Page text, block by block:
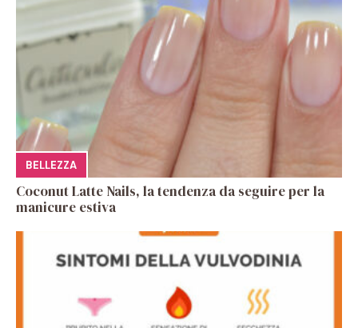
BELLEZZA
Coconut Latte Nails, la tendenza da seguire per la
manicure estiva